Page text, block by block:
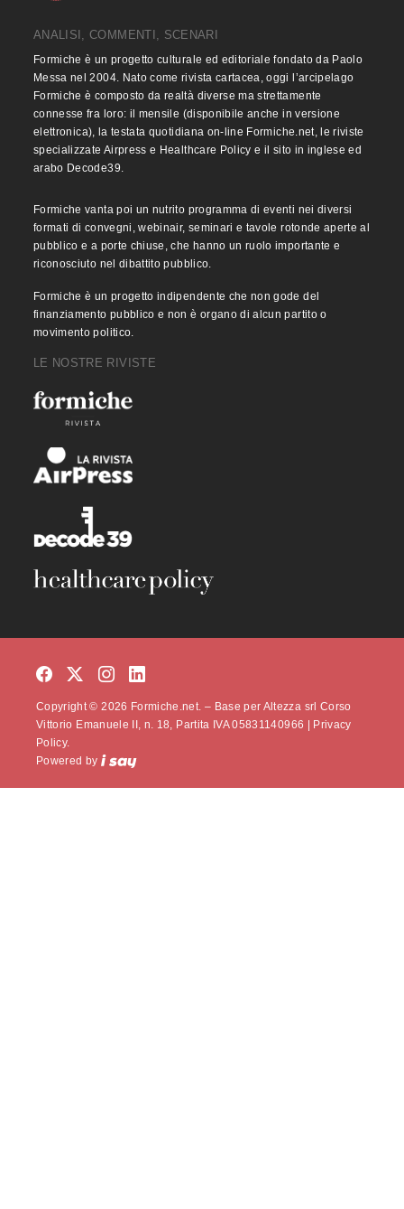
ANALISI, COMMENTI, SCENARI
Formiche è un progetto culturale ed editoriale fondato da Paolo
Messa nel 2004. Nato come rivista cartacea, oggi l’arcipelago
Formiche è composto da realtà diverse ma strettamente
connesse fra loro: il mensile (disponibile anche in versione
elettronica), la testata quotidiana on-line Formiche.net, le riviste
specializzate Airpress e Healthcare Policy e il sito in inglese ed
arabo Decode39.
Formiche vanta poi un nutrito programma di eventi nei diversi
formati di convegni, webinair, seminari e tavole rotonde aperte al
pubblico e a porte chiuse, che hanno un ruolo importante e
riconosciuto nel dibattito pubblico.
Formiche è un progetto indipendente che non gode del
finanziamento pubblico e non è organo di alcun partito o
movimento politico.
LE NOSTRE RIVISTE
Copyright © 2026 Formiche.net. – Base per Altezza srl Corso
Vittorio Emanuele II, n. 18, Partita IVA 05831140966 |
Privacy
Policy.
Powered by